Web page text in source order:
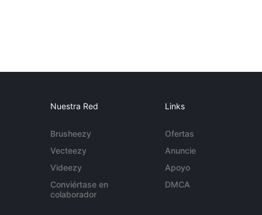
Nuestra Red
Brusheezy
Vecteezy
Videezy
Conviértase en
colaborador
Links
Ofertas
Anuncie
Apoyo
DMCA